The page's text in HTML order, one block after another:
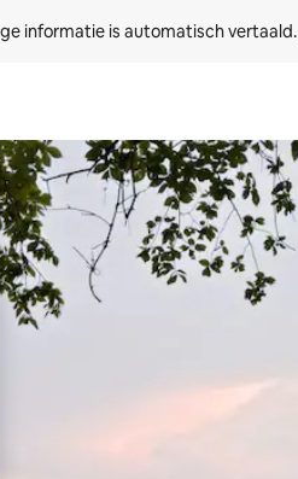
informatie is automatisch vertaald.